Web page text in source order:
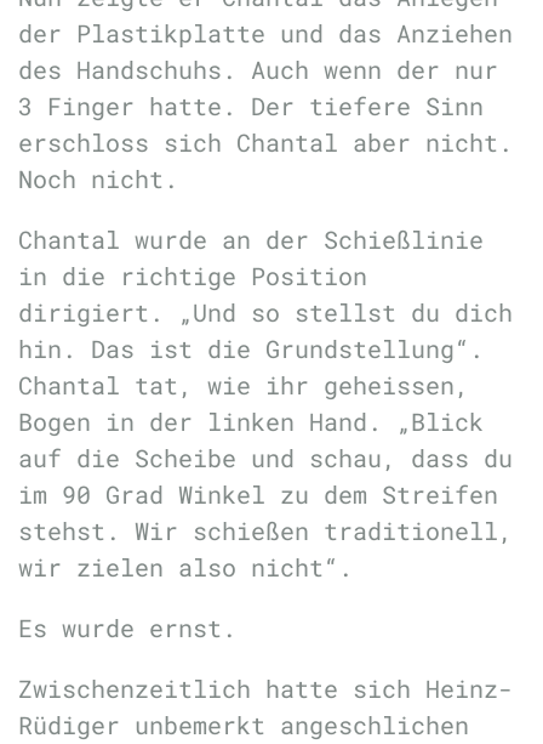
der Plastikplatte und das Anziehen
des Handschuhs. Auch wenn der nur
3 Finger hatte. Der tiefere Sinn
erschloss sich Chantal aber nicht.
Noch nicht.
Chantal wurde an der Schießlinie
in die richtige Position
dirigiert. „Und so stellst du dich
hin. Das ist die Grundstellung“.
Chantal tat, wie ihr geheissen,
Bogen in der linken Hand. „Blick
auf die Scheibe und schau, dass du
im 90 Grad Winkel zu dem Streifen
stehst. Wir schießen traditionell,
wir zielen also nicht“.
Es wurde ernst.
Zwischenzeitlich hatte sich Heinz-
Rüdiger unbemerkt angeschlichen